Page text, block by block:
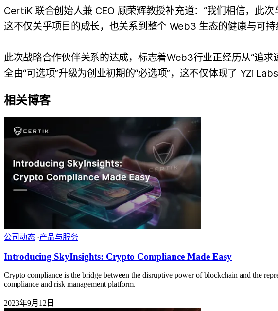
CertiK 联合创始人兼 CEO 顾荣辉教授补充道：“我们相信，此
这不仅关乎项目的成长，也关系到整个 Web3 生态的健康与可持
此次战略合作伙伴关系的达成，标志着Web3行业正经历从“追求
全由“可选项”升级为创业初期的“必选项”，这不仅体现了 YZi
相关博客
公司动态 ·产品与服务
Introducing SkyInsights: Crypto Compliance Made Easy
Crypto compliance is the bridge between the disruptive power of blockchain and the
compliance and risk management platform.
2023年9月12日